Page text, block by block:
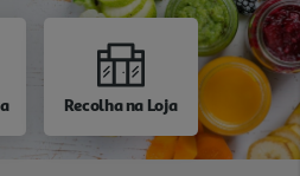
Recolha na Loja